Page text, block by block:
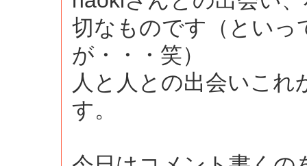
切なものです（といっ
が・・・笑）
人と人との出会いこ
す。